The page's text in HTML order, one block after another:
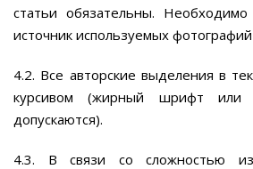
статьи обязательны.
источник используемых
4.2. Все авторские выделения в
курсивом (жирный шрифт или
допускаются).
4.3. В связи со сложностью